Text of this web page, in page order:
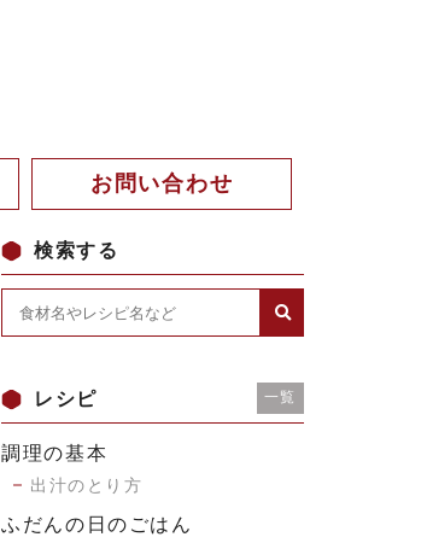
お問い合わせ
検索する
レシピ 一覧
調理の基本
出汁のとり方
ふだんの日のごはん